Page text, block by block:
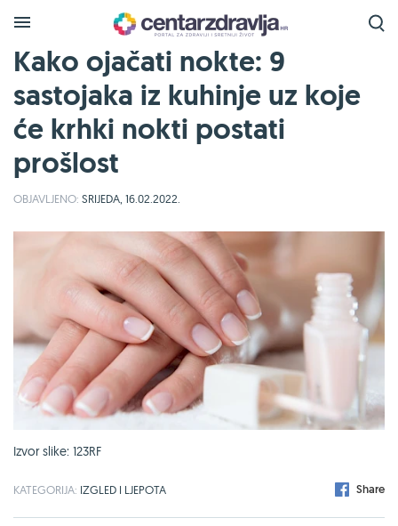
Kako ojačati nokte: 9
sastojaka iz kuhinje uz koje
će krhki nokti postati
prošlost
OBJAVLJENO: SRIJEDA, 16.02.2022.
Izvor slike: 123RF
KATEGORIJA: IZGLED I LJEPOTA Share